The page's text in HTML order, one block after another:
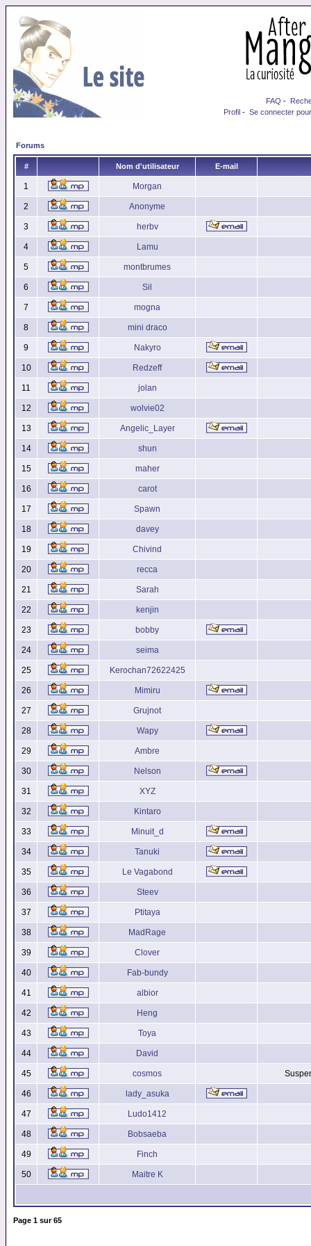
FAQ -
Profil - Se connecter
Forums
# Nom d'utilisateur E-mail
1 Morgan
2 Anonyme
3 herbv
4 Lamu
5 montbrumes
6 Sil
7 mogna
8 mini draco
9 Nakyro
10 Redzeff
11 jolan
12 wolvie02
13 Angelic_Layer
14 shun
15 maher
16 carot
17 Spawn
18 davey
19 Chivind
20 recca
21 Sarah
22 kenjin
23 bobby
24 seima
25 Kerochan72622425
26 Mimiru
27 Grujnot
28 Wapy
29 Ambre
30 Nelson
31 XYZ
32 Kintaro
33 Minuit_d
34 Tanuki
35 Le Vagabond
36 Steev
37 Ptitaya
38 MadRage
39 Clover
40 Fab-bundy
41 albior
42 Heng
43 Toya
44 David
45 cosmos
46 lady_asuka
47 Ludo1412
48 Bobsaeba
49 Finch
50 Maitre K
Page 1 sur65